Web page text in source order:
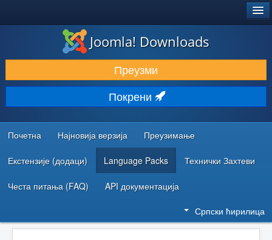
ПРЕУЗИМАЊЕ И ПРОШИРЕЊА (ЕКСТЕНЗИЈЕ)
ОТКРИЈТЕ И НАУЧИТЕ
ЗАЈЕДНИЦА И ПОДРШКА
РЕСУРСИ ЗА РАЗВОЈ
Joomla! Downloads
Преузми
Покрени
Почетна Најновија верзија Преузимање
Екстензије (додаци) Language Packs Технички Захтеви
Честа питања (FAQ) API документација
Српски ћирилица